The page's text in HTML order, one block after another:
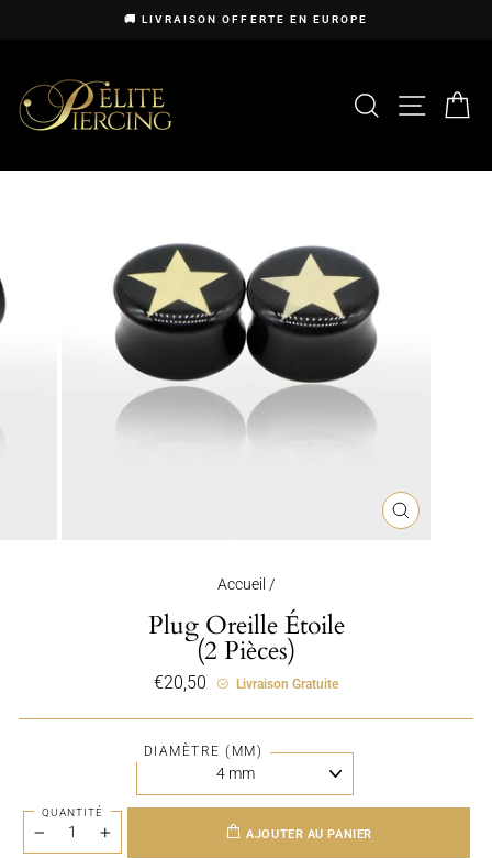
🚚 LIVRAISON OFFERTE EN EUROPE
FERMER
(ESC)
Accueil /
Plug Oreille Étoile
(2 Pièces)
€20,50
PrixLivraison Gratuite
DIAMÈTRE (MM)
QUANTITÉ
+
AJOUTER AU PANIER